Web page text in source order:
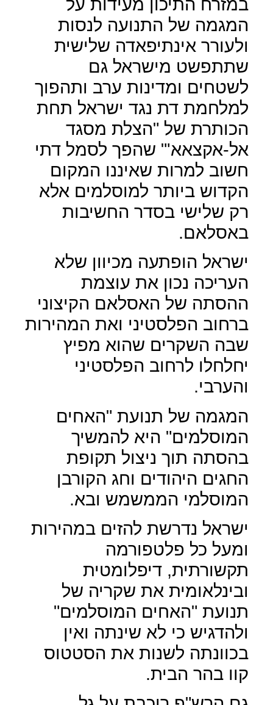
המגמה של התנועה לנסות
ולעורר אינתיפאדה שלישית
שתתפשט מישראל גם
לשטחים ומדינות ערב ותהפוך
למלחמת דת נגד ישראל תחת
הכותרת של "הצלת מסגד
אל-אקצאא'" שהפך לסמל דתי
חשוב למרות שאיננו המקום
הקדוש ביותר למוסלמים אלא
רק שלישי בסדר החשיבות
באסלאם.
ישראל הופתעה מכיוון שלא
העריכה נכון את עוצמת
ההסתה של האסלאם הקיצוני
ברחוב הפלסטיני ואת המהירות
שבה השקרים שהוא מפיץ
יחלחלו לרחוב הפלסטיני
והערבי.
המגמה של תנועת "האחים
המוסלמים" היא להמשיך
בהסתה תוך ניצול תקופת
החגים היהודים וחג הקורבן
המוסלמי הממשמש ובא.
ישראל נדרשת להזים במהירות
ומעל כל פלטפורמה
תקשורתית, דיפלומטית
ובינלאומית את שקריה של
תנועת "האחים המוסלמים"
ולהדגיש כי לא שינתה ואין
בכוונתה לשנות את הסטטוס
קוו בהר הבית.